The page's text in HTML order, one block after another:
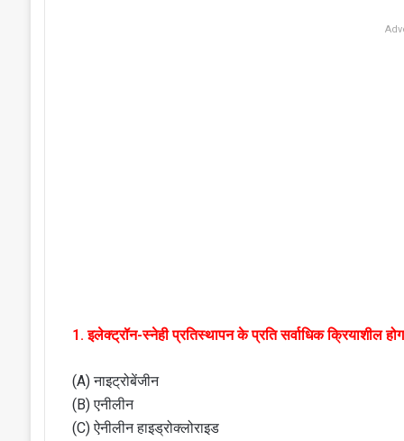
1. इलेक्ट्रॉन-स्नेही प्रतिस्थापन के प्रति सर्वाधिक क्रियाशील
(A) नाइट्रोबेंजीन
(B) एनीलीन
(C) ऐनीलीन हाइड्रोक्लोराइड